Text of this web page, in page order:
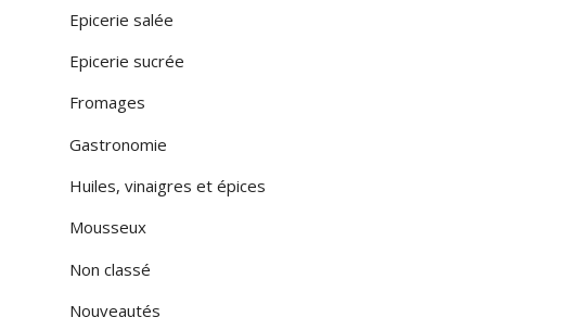
VINI DI LOMBARDIA
VINI DI TOSCANA
VINI PIEMONTE
Epicerie salée
Epicerie sucrée
Fromages
Gastronomie
Huiles, vinaigres et épices
Mousseux
Non classé
Nouveautés